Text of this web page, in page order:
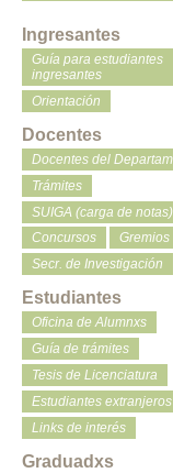
Ingresantes
Guía para estudiantes
ingresantes
Orientación
Docentes
Docentes del
Trámites
SUIGA (carga de notas)
Concursos
Gremios
Secr. de Investigación
Estudiantes
Oficina de Alumnxs
Guía de trámites
Tesis de Licenciatura
Estudiantes extranjeros
Links de interés
Graduadxs